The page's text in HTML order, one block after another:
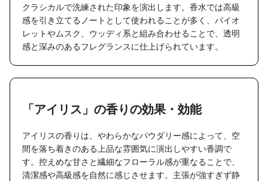
クラシカルで洗練された印象を演出します。香水では高級
感を引き立てるノートとして使われることが多く、バイオ
レットやムスク、ウッディ系と組み合わせることで、透明
感と深みのあるフレグランスに仕上げられています。
「アイリス」の香りの効果・効能
アイリスの香りは、やわらかなパウダリー感によって、空
間を落ち着きのある上品な雰囲気に演出しやすい香調で
す。控えめな甘さと繊細なフローラル感が重なることで、
清潔感や高級感を自然に感じさせます。主張が強すぎず静